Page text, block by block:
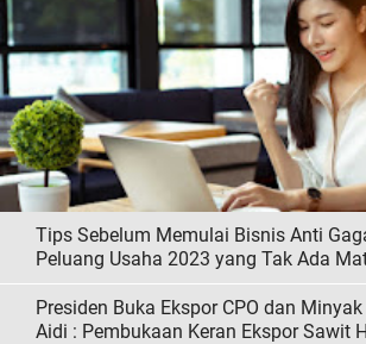
Tips Sebelum Memulai Bisnis Anti
Peluang Usaha 2023 yang Tak Ada
Presiden Buka Ekspor CPO dan
Aidi : Pembukaan Keran Ekspor Sawit